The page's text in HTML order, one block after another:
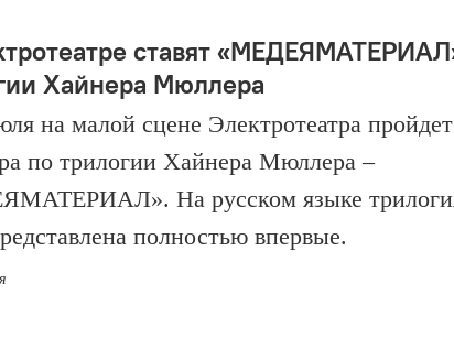
ставят
Хайнера Мюллера
на малой сцене Электротеатра пройдет
по трилогии Хайнера Мюллера –
На русском языке
полностью впервые.